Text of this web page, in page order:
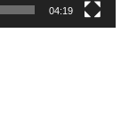
04:19